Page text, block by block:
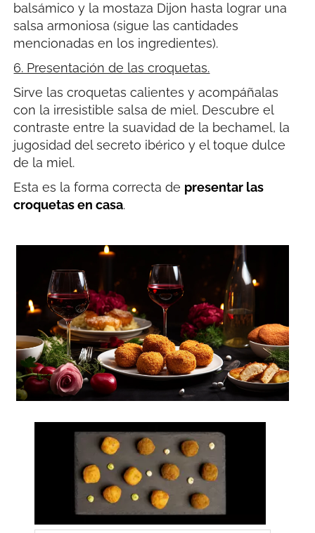
balsámico y la mostaza Dijon hasta lograr una
salsa armoniosa (sigue las cantidades
mencionadas en los ingredientes).
6. Presentación de las croquetas.
Sirve las croquetas calientes y acompáñalas
con la irresistible salsa de miel. Descubre el
contraste entre la suavidad de la bechamel, la
jugosidad del secreto ibérico y el toque dulce
de la miel.
Esta es la forma correcta de presentar las
croquetas en casa.